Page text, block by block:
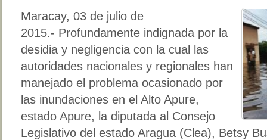
Maracay, 03 de julio de
2015.- Profundamente indignada por la
desidia y negligencia con la cual las
autoridades nacionales y regionales han
manejado el problema ocasionado por
las inundaciones en el Alto Apure,
estado Apure, la diputada al Consejo
Legislativo del estado Aragua (Clea), Betsy